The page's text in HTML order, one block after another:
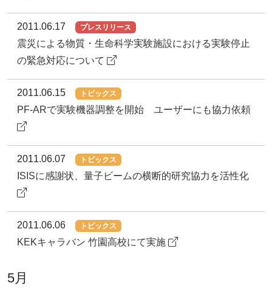
2011.06.17 プレスリリース
震災による物質・生命科学実験施設における実験停止
の緊急対応について
2011.06.15 トピックス
PF-ARで実験機器調整を開始 ユーザーにも協力依頼
2011.06.07 トピックス
ISISに感謝状、量子ビームの横断的研究協力を活性化
2011.06.06 トピックス
KEKキャラバン 竹園高校にて実施
5月